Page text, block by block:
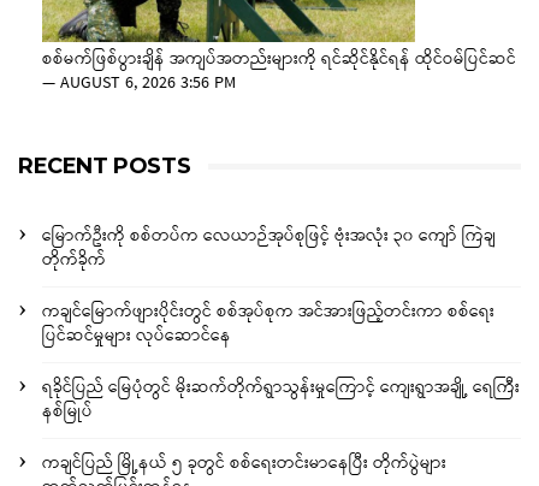
စစ်မက်ဖြစ်ပွားချိန် အကျပ်အတည်းများကို ရင်ဆိုင်နိုင်ရန် ထိုင်ဝမ်ပြင်ဆင်
—AUGUST 6, 2026 3:56 PM
RECENT POSTS
မြောက်ဦးကို စစ်တပ်က လေယာဉ်အုပ်စုဖြင့် ဗုံးအလုံး ၃၀ ကျော် ကြဲချ
တိုက်ခိုက်
ကချင်မြောက်ဖျားပိုင်းတွင် စစ်အုပ်စုက အင်အားဖြည့်တင်းကာ စစ်ရေး
ပြင်ဆင်မှုများ လုပ်ဆောင်နေ
ရခိုင်ပြည် မြေပုံတွင် မိုးဆက်တိုက်ရွာသွန်းမှုကြောင့် ကျေးရွာအချို့ ရေကြီး
နစ်မြုပ်
ကချင်ပြည် မြို့နယ် ၅ ခုတွင် စစ်ရေးတင်းမာနေပြီး တိုက်ပွဲများ